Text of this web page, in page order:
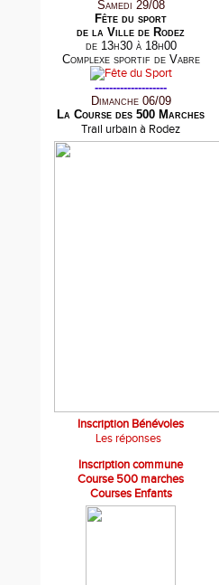
Samedi 29/08
Fête du sport
de la Ville de Rodez
de 13h30 à 18h00
Complexe sportif de Vabre
--------------------
Dimanche 06/09
La Course des 500 Marches
Trail urbain à Rodez
Inscription Bénévoles
Les réponses
Inscription commune
Course 500 marches
Courses Enfants